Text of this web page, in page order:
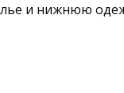
и нижнюю